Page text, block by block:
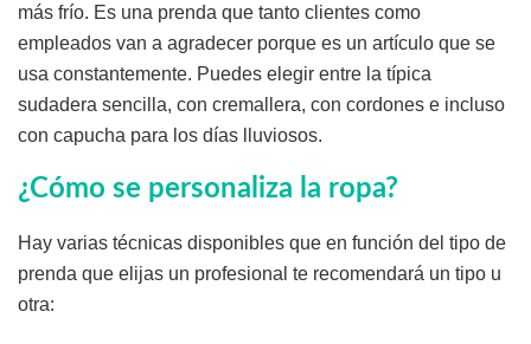
más frío. Es una prenda que tanto clientes como
empleados van a agradecer porque es un artículo que se
usa constantemente. Puedes elegir entre la típica
sudadera sencilla, con cremallera, con cordones e incluso
con capucha para los días lluviosos.
¿Cómo se personaliza la ropa?
Hay varias técnicas disponibles que en función del tipo de
prenda que elijas un profesional te recomendará un tipo u
otra: